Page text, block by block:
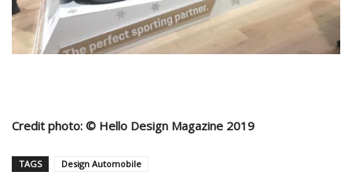
Credit photo: © Hello Design Magazine 2019
TAGS Design Automobile